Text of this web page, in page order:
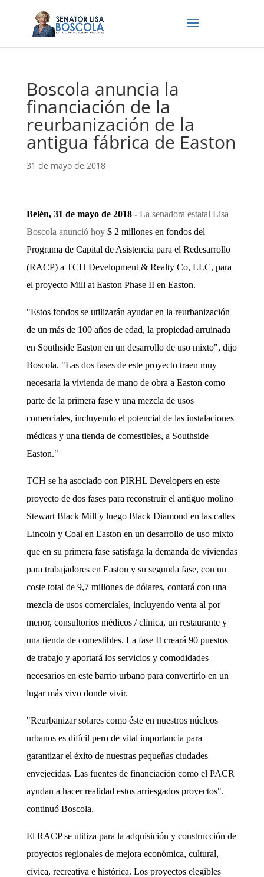
Boscola anuncia la
financiación de la
reurbanización de la
antigua fábrica de Easton
31 de mayo de 2018
Belén, 31 de mayo de 2018 -La senadora estatal Lisa
Boscola anunció hoy $ 2 millones en fondos del
Programa de Capital de Asistencia para el Redesarrollo
(RACP) a TCH Development & Realty Co, LLC, para
el proyecto Mill at Easton Phase II en Easton.
"Estos fondos se utilizarán ayudar en la reurbanización
de un más de 100 años de edad, la propiedad arruinada
en Southside Easton en un desarrollo de uso mixto", dijo
Boscola. "Las dos fases de este proyecto traen muy
necesaria la vivienda de mano de obra a Easton como
parte de la primera fase y una mezcla de usos
comerciales, incluyendo el potencial de las instalaciones
médicas y una tienda de comestibles, a Southside
Easton."
TCH se ha asociado con PIRHL Developers en este
proyecto de dos fases para reconstruir el antiguo molino
Stewart Black Mill y luego Black Diamond en las calles
Lincoln y Coal en Easton en un desarrollo de uso mixto
que en su primera fase satisfaga la demanda de viviendas
para trabajadores en Easton y su segunda fase, con un
coste total de 9,7 millones de dólares, contará con una
mezcla de usos comerciales, incluyendo venta al por
menor, consultorios médicos / clínica, un restaurante y
una tienda de comestibles. La fase II creará 90 puestos
de trabajo y aportará los servicios y comodidades
necesarios en este barrio urbano para convertirlo en un
lugar más vivo donde vivir.
"Reurbanizar solares como éste en nuestros núcleos
urbanos es difícil pero de vital importancia para
garantizar el éxito de nuestras pequeñas ciudades
envejecidas. Las fuentes de financiación como el PACR
ayudan a hacer realidad estos arriesgados proyectos".
continuó Boscola.
El RACP se utiliza para la adquisición y construcción de
proyectos regionales de mejora económica, cultural,
cívica, recreativa e histórica. Los proyectos elegibles